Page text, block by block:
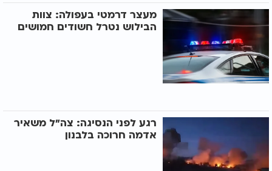
מעצר דרמטי בעפולה: צוות
הבילוש נטרל חשודים חמושים
רגע לפני הנסיגה: צה"ל משאיר
אדמה חרוכה בלבנון